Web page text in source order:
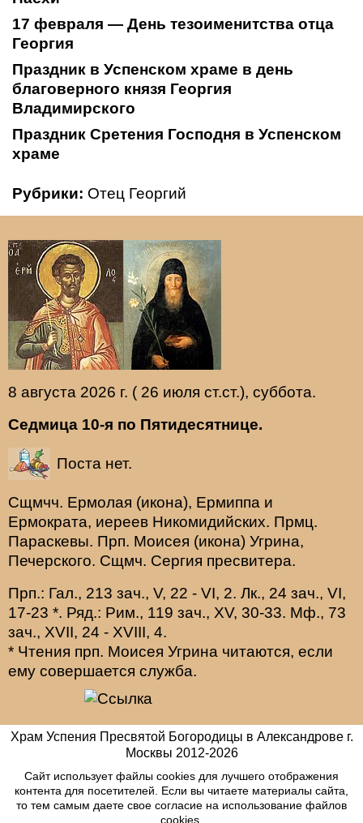
17 февраля — День тезоименитства отца
Георгия
Праздник в Успенском храме в день
благоверного князя Георгия
Владимирского
Праздник Сретения Господня в Успенском
храме
Рубрики: Отец Георгий
8 августа 2026 г. ( 26 июля ст.ст.), суббота.
Седмица 10-я по Пятидесятнице.
Поста нет.
Сщмчч. Ермолая (икона), Ермиппа и
Ермократа, иереев Никомидийских. Прмц.
Параскевы. Прп. Моисея (икона) Угрина,
Печерского. Сщмч. Сергия пресвитера.
Прп.: Гал., 213 зач., V, 22 - VI, 2. Лк., 24 зач., VI,
17-23 *. Ряд.: Рим., 119 зач., XV, 30-33. Мф., 73
зач., XVII, 24 - XVIII, 4.
* Чтения прп. Моисея Угрина читаются, если
ему совершается служба.
Храм Успения Пресвятой Богородицы в Александрове г.
Москвы 2012-2026
Сайт использует файлы cookies для лучшего отображения
контента для посетителей. Если вы читаете материалы сайта,
то тем самым даете свое согласие на использование файлов
cookies.